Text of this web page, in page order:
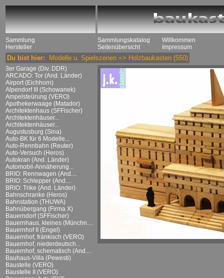
Sammlung
Hersteller
Sammlungskatalog
Seitenübersicht
Willkommen
Impressum
Du bist hier: Modelle u. Spielszenen => Holzbaukasten (550)
3er Garage (Div. DDR)
ARCADO: Tor (And. Länder)
Airport (Eichhorn)
Alpendorf III (Schowanek)
Ampelsteürung (VERO)
Apothekerwaage (Matador)
Architektenhaus (SFFischer)
Architektenhäuser...
Architektenhäuser...
Augustusburg (Sina)
Auto-BK für 6 Modelle...
Auto-Rennbahn (Reuter)
Auto-Versuch (Heros)
Autokran (And. Länder)
Automobil-Annäherung...
BRIO: Rennwagen (And....
BRIO: Schlepper (And....
BRIO: Trike (And. Länder)
Bahnschranke (Heros)
Bahnstation (THUWA)
Bahnübergang (Firma X)
Bauerndorf (SFFischer)
Bauernhaus, kleines (Münchn....
Bauernhof II (Engel)
Bauernhof, fränkisch (VERO)
Bauernhof, niederdeutsch...
Bauernhof, schematisch (And....
Bauhaus-Villa (Pewesti)
Baustelle (VERO)
Baustelle II (VERO)